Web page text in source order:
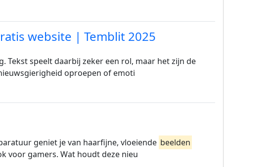
website | Temblit 2025
Tekst speelt daarbij zeker een rol, maar het zijn de
oproepen of emoti
geniet je van haarfijne, vloeiende beelden
voor gamers. Wat houdt deze nieu